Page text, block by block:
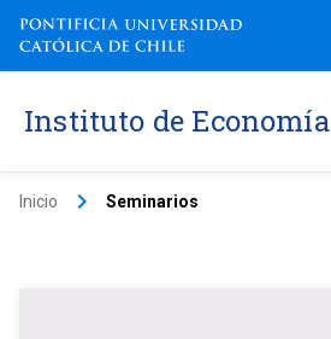
Instituto de Economía
Inicio keyboard_arrow_right Seminarios